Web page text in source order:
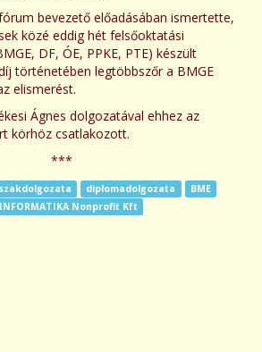
bevezető előadásában ismertette,
közé eddig hét felsőoktatási
DF, ÓE, PPKE, PTE) készült
történetében legtöbbszőr a BMGE
elismerést.
Ágnes dolgozatával ehhez az
körhöz csatlakozott.
***
szakdolgozata diplomadolgozata
BME
Nonprofit Kft